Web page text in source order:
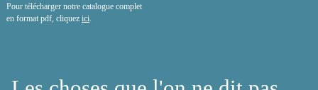
Pour télécharger notre catalogue complet
en format pdf, cliquez ici